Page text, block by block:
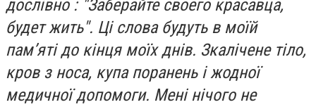
дослівно : "Заберайте своего красавца,
будет жить". Ці слова будуть в моїй
пам’яті до кінця моїх днів. Зкалічене тіло,
кров з носа, купа поранень і жодної
медичної допомоги. Мені нічого не